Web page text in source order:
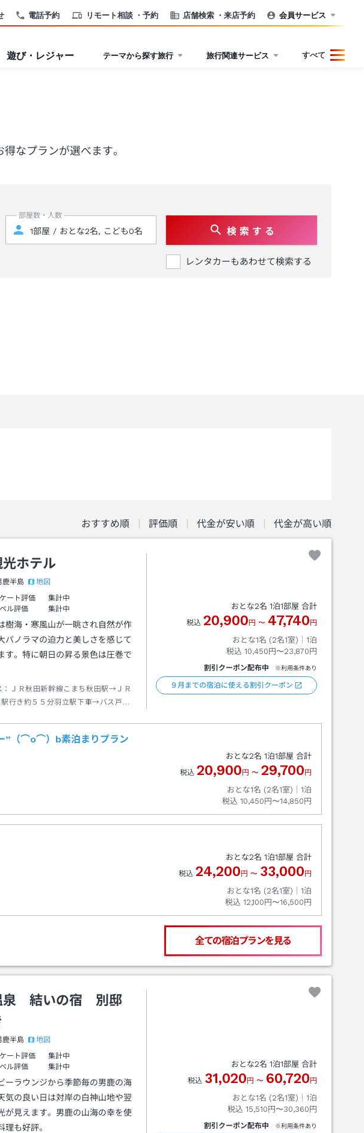
電話予約 リモート相談 ・予約 店舗検索 ・来店予約 会員サービス
遊び・レジャー テーマから探す旅行 旅行関連サービス すべて
なプランが選べます。
部屋数・人数
検 索 す る
レンタカーもあわせて検索する
おすすめ順 評価順 代金が安い順 代金が高い順
ホテル
鹿半島
地図
ート評価
集計中
ル評価
集計中
樹海・寒風山が一眺され自然が作
パノラマの迫力と美しさを感じて
す。特に朝日の昇る景色は圧巻で
ＪＲ秋田新幹線こまち秋田駅→ＪＲ
駅行き約５５分羽立駅下車→バス戸賀
おとな2名 1泊1部屋 合計
税込 20,900 円 〜 47,740 円
おとな1名 (2名1室)｜ 1泊
税込 10,450円〜23,870円
割引クーポン配布中 ※利用条件あり
９月までの宿泊に使える割引クーポン
”（⌒o⌒）b素泊まりプラン
おとな2名 1泊1部屋 合計
税込 20,900 円 〜 29,700 円
おとな1名 (2名1室)｜ 1泊
税込 10,450円〜14,850円
おとな2名 1泊1部屋 合計
税込 24,200 円 〜 33,000 円
おとな1名 (2名1室)｜ 1泊
税込 12,100円〜16,500円
全ての宿泊プランを見る
泉 結いの宿 別邸
鹿半島
地図
ート評価
集計中
ル評価
集計中
ーラウンジから季節毎の男鹿の海
気の良い日は対岸の白神山地や翌
が見えます。男鹿の山海の幸を使
理も好評。
おとな2名 1泊1部屋 合計
税込 31,020 円 〜 60,720 円
おとな1名 (2名1室)｜ 1泊
税込 15,510円〜30,360円
割引クーポン配布中 ※利用条件あり